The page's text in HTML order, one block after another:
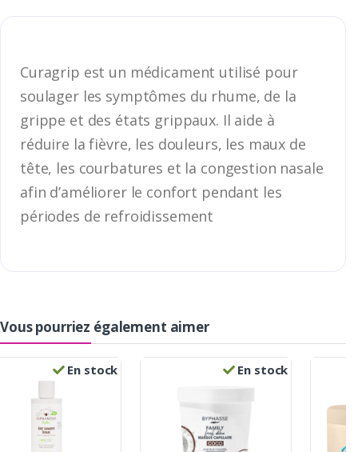
Curagrip est un médicament utilisé pour
soulager les symptômes du rhume, de la
grippe et des états grippaux. Il aide à
réduire la fièvre, les douleurs, les maux de
tête, les courbatures et la congestion nasale
afin d’améliorer le confort pendant les
périodes de refroidissement
Vous pourriez également aimer
En stock En stock